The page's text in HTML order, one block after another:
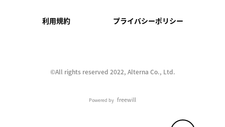
利用規約 プライバシーポリシー
©︎All rights reserved 2022, Alterna Co., Ltd.
Powered by freewill